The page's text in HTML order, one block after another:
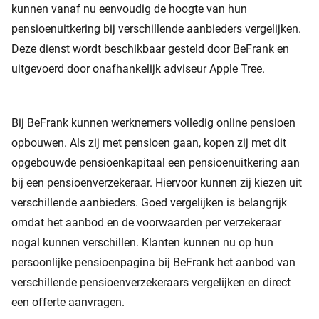
kunnen vanaf nu eenvoudig de hoogte van hun
pensioenuitkering bij verschillende aanbieders vergelijken.
Deze dienst wordt beschikbaar gesteld door BeFrank en
uitgevoerd door onafhankelijk adviseur Apple Tree.
Bij BeFrank kunnen werknemers volledig online pensioen
opbouwen. Als zij met pensioen gaan, kopen zij met dit
opgebouwde pensioenkapitaal een pensioenuitkering aan
bij een pensioenverzekeraar. Hiervoor kunnen zij kiezen uit
verschillende aanbieders. Goed vergelijken is belangrijk
omdat het aanbod en de voorwaarden per verzekeraar
nogal kunnen verschillen. Klanten kunnen nu op hun
persoonlijke pensioenpagina bij BeFrank het aanbod van
verschillende pensioenverzekeraars vergelijken en direct
een offerte aanvragen.